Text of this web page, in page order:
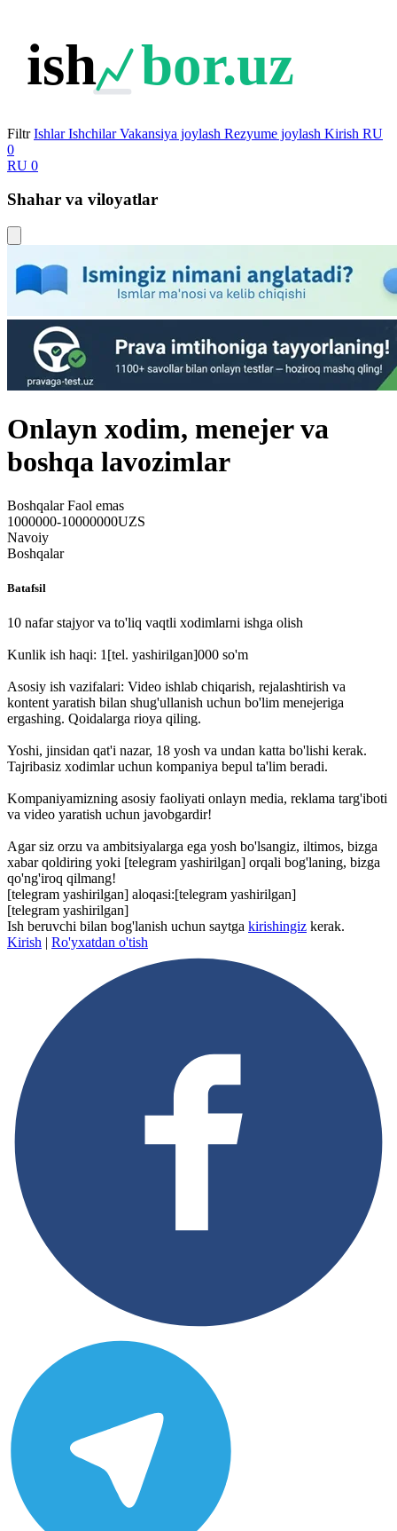
ish bor.uz
Filtr Ishlar Ishchilar Vakansiya joylash Rezyume joylash Kirish RU
0
RU 0
Shahar va viloyatlar
Onlayn xodim, menejer va
boshqa lavozimlar
Boshqalar Faol emas
1000000-10000000UZS
Navoiy
Boshqalar
Batafsil
10 nafar stajyor va to'liq vaqtli xodimlarni ishga olish
Kunlik ish haqi: 1 [tel. yashirilgan]000 so'm
Asosiy ish vazifalari: Video ishlab chiqarish, rejalashtirish va
kontent yaratish bilan shug'ullanish uchun bo'lim menejeriga
ergashing. Qoidalarga rioya qiling.
Yoshi, jinsidan qat'i nazar, 18 yosh va undan katta bo'lishi kerak.
Tajribasiz xodimlar uchun kompaniya bepul ta'lim beradi.
Kompaniyamizning asosiy faoliyati onlayn media, reklama targ'iboti
va video yaratish uchun javobgardir!
Agar siz orzu va ambitsiyalarga ega yosh bo'lsangiz, iltimos, bizga
xabar qoldiring yoki [telegram yashirilgan] orqali bog'laning, bizga
qo'ng'iroq qilmang!
[telegram yashirilgan] aloqasi:[telegram yashirilgan]
[telegram yashirilgan]
Ish beruvchi bilan bog'lanish uchun saytga kirishingiz kerak.
Kirish | Ro'yxatdan o'tish